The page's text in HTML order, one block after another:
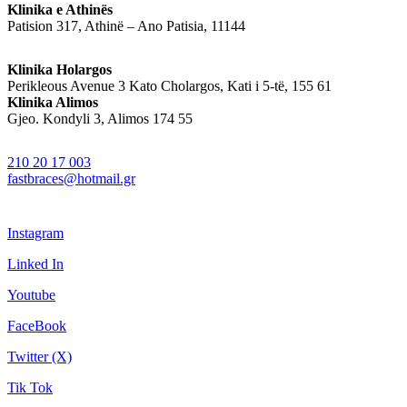
Klinika e Athinës
Patision 317, Athinë – Ano Patisia, 11144
Klinika Holargos
Perikleous Avenue 3 Kato Cholargos, Kati i 5-të, 155 61
Klinika Alimos
Gjeo. Kondyli 3, Alimos 174 55
210 20 17 003
fastbraces@hotmail.gr
Instagram
Linked In
Youtube
FaceBook
Twitter (X)
Tik Tok